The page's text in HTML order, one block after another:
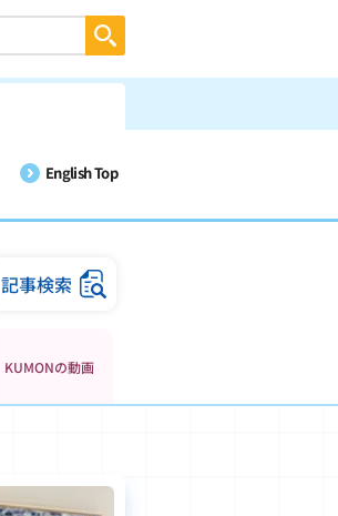
English Top
記事検索
KUMONの動画